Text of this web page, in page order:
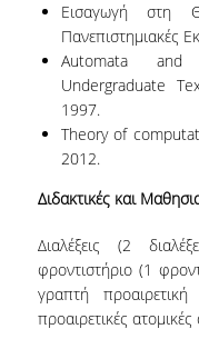
ΑΠΟ
ΑΠΟ
Εισαγωγή στη
Πανεπιστημιακές
Automata and
Undergraduate
1997.
Theory of
2012.
Διδακτικές και
Διαλέξεις (2
φροντιστήριο (1
γραπτή
προαιρετικές